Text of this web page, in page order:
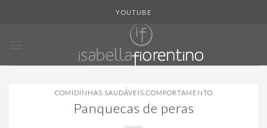
YOUTUBE
COMIDINHAS SAUDÁVEIS COMPORTAMENTO
Panquecas de peras